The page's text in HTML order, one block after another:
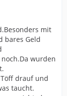
mit
bares Geld
wurden
drauf und
taucht.